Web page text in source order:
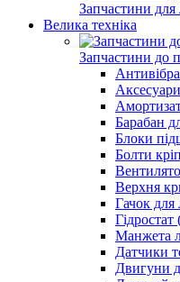
Запчастини для
Велика техніка
Запчастини до
Барабан
Блоки
Болти
Верхня
Гачок
Манжета
Датчики
Двигуни